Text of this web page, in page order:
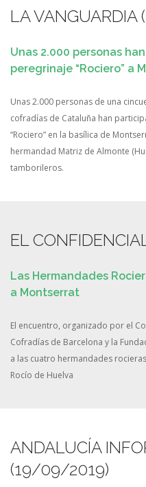
LA
Unas 2.000 personas
peregrinaje “Rociero” a
Unas 2.000 personas de una
cofradías de Cataluña han
“Rociero” en la basílica de
hermandad Matriz de Almonte
tamborileros.
EL
Las Hermandades
a Montserrat
El encuentro, organizado por el
Cofradías de Barcelona y la
a las cuatro hermandades
Rocío de Huelva
ANDALUCÍA
(19/09/2019)